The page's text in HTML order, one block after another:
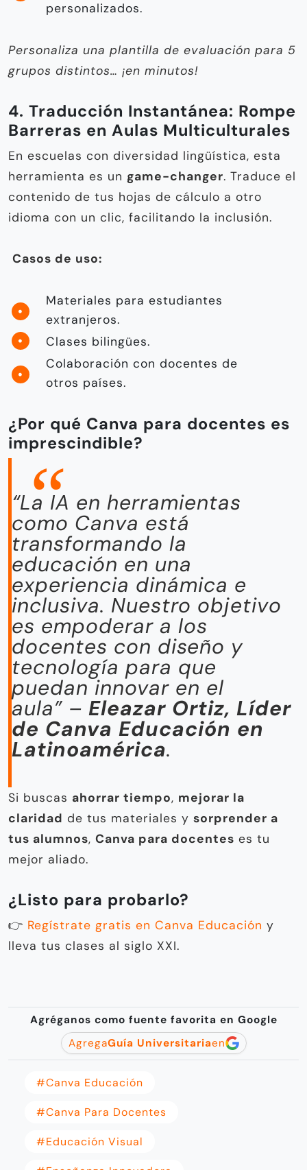
personalizados.
Personaliza una plantilla de evaluación para 5
grupos distintos… ¡en minutos!
4. Traducción Instantánea: Rompe
Barreras en Aulas Multiculturales
En escuelas con diversidad lingüística, esta
herramienta es un game-changer. Traduce el
contenido de tus hojas de cálculo a otro
idioma con un clic, facilitando la inclusión.
Casos de uso:
Materiales para estudiantes
extranjeros.
Clases bilingües.
Colaboración con docentes de
otros países.
¿Por qué Canva para docentes es
imprescindible?
“La IA en herramientas
como Canva está
transformando la
educación en una
experiencia dinámica e
inclusiva. Nuestro objetivo
es empoderar a los
docentes con diseño y
tecnología para que
puedan innovar en el
aula” – Eleazar Ortiz, Líder
de Canva Educación en
Latinoamérica.
Si buscas ahorrar tiempo, mejorar la
claridad de tus materiales y sorprender a
tus alumnos, Canva para docentes es tu
mejor aliado.
¿Listo para probarlo?
👉 Regístrate gratis en Canva Educación y
lleva tus clases al siglo XXI.
Agréganos como fuente favorita en Google
AgregaGuía Universitariaen
#Canva Educación
#Canva Para Docentes
#Educación Visual